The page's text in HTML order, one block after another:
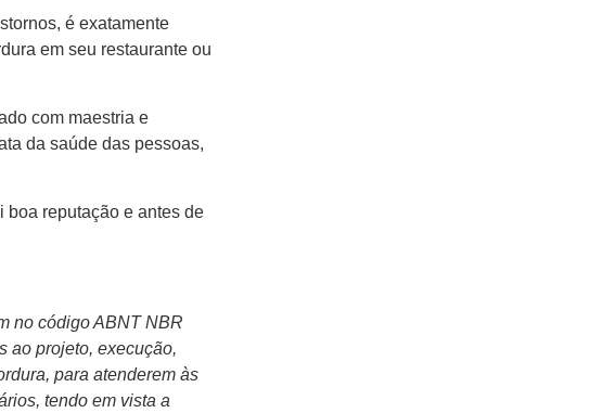
é exatamente
em seu restaurante ou
com maestria e
da saúde das pessoas,
boa reputação e antes de
no código ABNT NBR
ao projeto, execução,
para atenderem às
tendo em vista a